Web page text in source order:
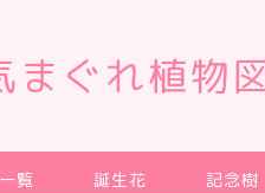
まぐれ植物
覧 誕生花 記念樹